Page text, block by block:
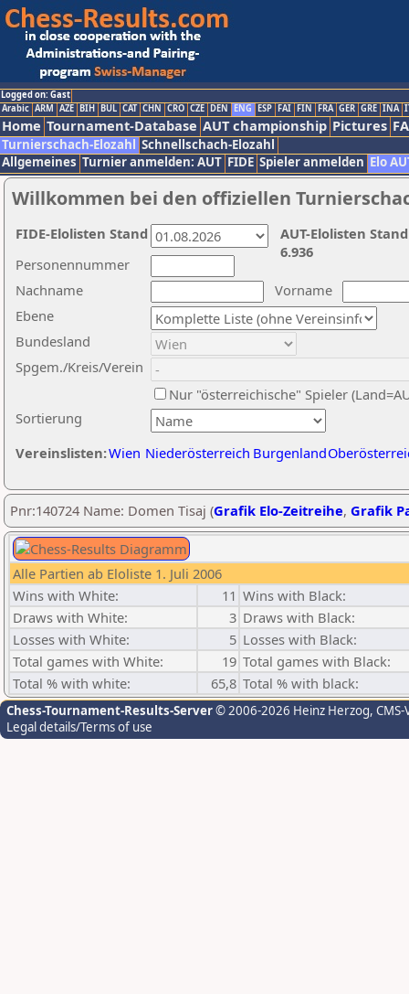
Logged on: Gast
Arabic ARM AZE BIH BUL CAT CHN CRO CZE DEN ENG ESP FAI FIN FRA GER GRE INA
Home Tournament-Database AUT championship Pictures
Turnierschach-Elozahl Schnellschach-Elozahl
Allgemeines Turnier anmelden: AUT FIDE Spieler anmelden Elo
Willkommen bei den offiziellen
Nachname
Vorname
Ebene
Sortierung
Personennummer
Bundesland
Spgem./Kreis/Verein
Nur "österreichische" Spieler
Vereinslisten:Wien Niederösterreich Burgenland
AUT-Elolisten
6.936
FIDE-Elolisten Stand
Pnr:140724 Name: Domen Tisaj (Grafik Elo-Zeitreihe, Grafik
Alle Partien ab Eloliste 1. Juli 2006
Wins with White:
11 Wins with Black:
Draws with White:
3 Draws with Black:
Losses with White:
5 Losses with Black:
Total games with White:
19 Total games with Black:
Total % with white:
65,8 Total % with black:
Chess-Tournament-Results-Server© 2006-2026 Heinz Herzog,
Legal details/Terms of use